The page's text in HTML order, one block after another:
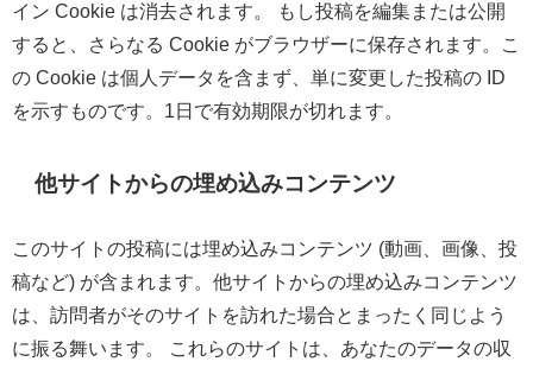
イン Cookie は消去されます。 もし投稿を編集または公開
すると、さらなる Cookie がブラウザーに保存されます。こ
の Cookie は個人データを含まず、単に変更した投稿の ID
を示すものです。1日で有効期限が切れます。
他サイトからの埋め込みコンテンツ
このサイトの投稿には埋め込みコンテンツ (動画、画像、投
稿など) が含まれます。他サイトからの埋め込みコンテンツ
は、訪問者がそのサイトを訪れた場合とまったく同じよう
に振る舞います。 これらのサイトは、あなたのデータの収